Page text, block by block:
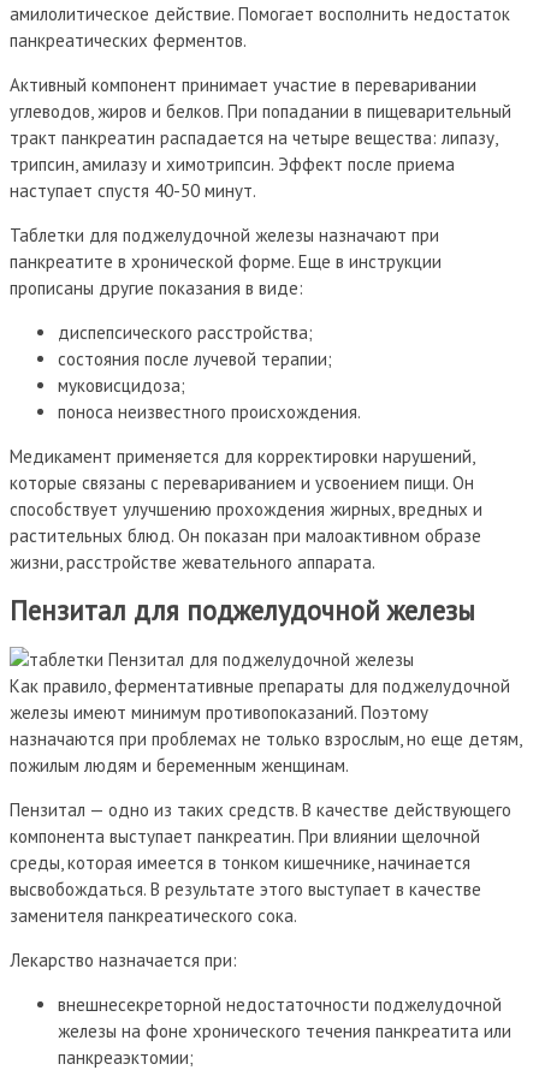
амилолитическое действие. Помогает восполнить недостаток
панкреатических ферментов.
Активный компонент принимает участие в переваривании
углеводов, жиров и белков. При попадании в пищеварительный
тракт панкреатин распадается на четыре вещества: липазу,
трипсин, амилазу и химотрипсин. Эффект после приема
наступает спустя 40-50 минут.
Таблетки для поджелудочной железы назначают при
панкреатите в хронической форме. Еще в инструкции
прописаны другие показания в виде:
диспепсического расстройства;
состояния после лучевой терапии;
муковисцидоза;
поноса неизвестного происхождения.
Медикамент применяется для корректировки нарушений,
которые связаны с перевариванием и усвоением пищи. Он
способствует улучшению прохождения жирных, вредных и
растительных блюд. Он показан при малоактивном образе
жизни, расстройстве жевательного аппарата.
Пензитал для поджелудочной железы
Как правило, ферментативные препараты для поджелудочной
железы имеют минимум противопоказаний. Поэтому
назначаются при проблемах не только взрослым, но еще детям,
пожилым людям и беременным женщинам.
Пензитал — одно из таких средств. В качестве действующего
компонента выступает панкреатин. При влиянии щелочной
среды, которая имеется в тонком кишечнике, начинается
высвобождаться. В результате этого выступает в качестве
заменителя панкреатического сока.
Лекарство назначается при:
внешнесекреторной недостаточности поджелудочной
железы на фоне хронического течения панкреатита или
панкреаэктомии;